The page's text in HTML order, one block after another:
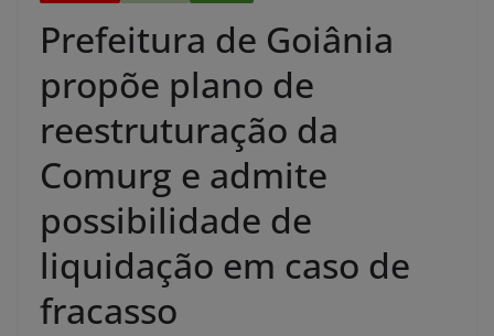
Prefeitura de Goiânia
propõe plano de
reestruturação da
Comurg e admite
possibilidade de
liquidação em caso de
fracasso